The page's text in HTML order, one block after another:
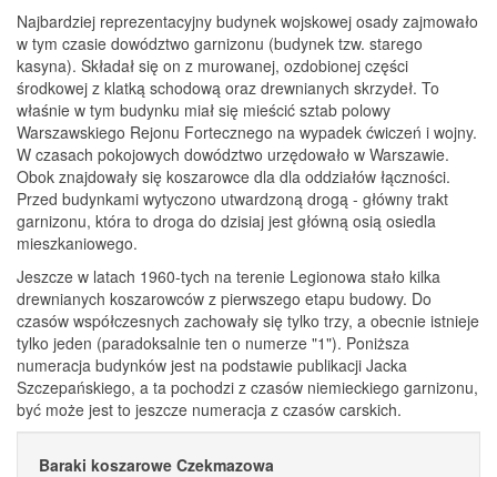
Najbardziej reprezentacyjny budynek wojskowej osady zajmowało
w tym czasie dowództwo garnizonu (budynek tzw. starego
kasyna). Składał się on z murowanej, ozdobionej części
środkowej z klatką schodową oraz drewnianych skrzydeł. To
właśnie w tym budynku miał się mieścić sztab polowy
Warszawskiego Rejonu Fortecznego na wypadek ćwiczeń i wojny.
W czasach pokojowych dowództwo urzędowało w Warszawie.
Obok znajdowały się koszarowce dla dla oddziałów łączności.
Przed budynkami wytyczono utwardzoną drogą - główny trakt
garnizonu, która to droga do dzisiaj jest główną osią osiedla
mieszkaniowego.
Jeszcze w latach 1960-tych na terenie Legionowa stało kilka
drewnianych koszarowców z pierwszego etapu budowy. Do
czasów współczesnych zachowały się tylko trzy, a obecnie istnieje
tylko jeden (paradoksalnie ten o numerze "1"). Poniższa
numeracja budynków jest na podstawie publikacji Jacka
Szczepańskiego, a ta pochodzi z czasów niemieckiego garnizonu,
być może jest to jeszcze numeracja z czasów carskich.
Baraki koszarowe Czekmazowa